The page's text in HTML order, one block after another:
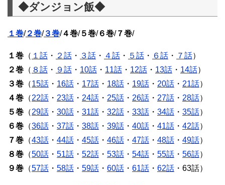
◆ダンジョン飯◆
１巻/２巻/３巻/４巻/５巻/６巻/７巻/
１巻 （ １話 ・ ２話 ・ ３話 ・ ４話 ・ ５話 ・ ６話 ・ ７話）
２巻 （ ８話 ・ ９話 ・ 10話 ・ 11話 ・ 12話 ・ 13話 ・ 14話）
３巻 （15話 ・ 16話 ・ 17話 ・ 18話 ・ 19話 ・ 20話 ・ 21話）
４巻 （22話 ・ 23話 ・ 24話 ・ 25話 ・ 26話 ・ 27話 ・ 28話）
５巻 （29話 ・ 30話 ・ 31話 ・ 32話 ・ 33話 ・ 34話 ・ 35話）
６巻 （36話 ・ 37話 ・ 38話 ・ 39話 ・ 40話 ・ 41話 ・ 42話）
７巻 （43話 ・ 44話 ・ 45話 ・ 46話 ・ 47話 ・ 48話 ・ 49話）
８巻 （50話 ・ 51話 ・ 52話 ・ 53話 ・ 54話 ・ 55話 ・ 56話）
９巻 （57話 ・ 58話 ・ 59話 ・ 60話 ・ 61話 ・ 62話 ・63話）